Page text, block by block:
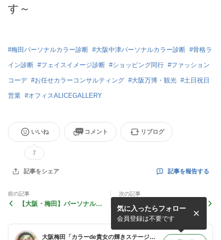
す～
#梅田パーソナルカラー診断 #大阪中津パーソナルカラー診断 #骨格ラ
イン診断 #フェイスイメージ診断 #ショッピング同行 #ファッション
コーデ #お任せカラーコンサルティング #大阪万博・観光 #土日祝日
営業 #オフィスALICEGALLERY
いいね
7
コメント リブログ
記事をシェア 記事を報告する
前の記事
【大阪・梅田】パーソナルカ
次の記事
【梅田・中津】４月度♡パー
ソナルカラー診断予約可能日
時
大阪梅田「カラーde貴女の輝きステージをUP!」オフィスaliceGallery
気に入ったらフォロー
会員登録は不要です